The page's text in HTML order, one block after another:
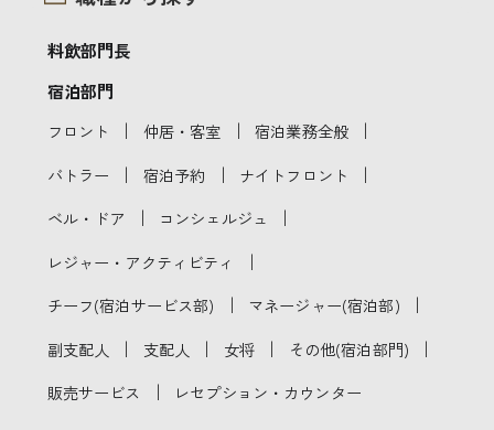
料飲部門長
宿泊部門
フロント ｜ 仲居・客室 ｜ 宿泊業務全般 ｜
バトラー ｜ 宿泊予約 ｜ ナイトフロント ｜
ベル・ドア ｜ コンシェルジュ ｜
レジャー・アクティビティ ｜
チーフ(宿泊サービス部) ｜ マネージャー(宿泊部) ｜
副支配人 ｜ 支配人 ｜ 女将 ｜ その他(宿泊部門) ｜
販売サービス ｜ レセプション・カウンター